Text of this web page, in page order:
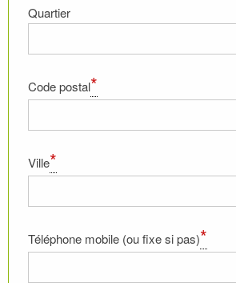
Quartier
Code postal*
Ville*
Téléphone mobile (ou fixe si pas)*